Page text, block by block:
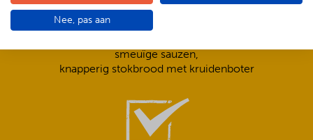
Compleet is ook écht compleet!
smeuïge sauzen,
knapperig stokbrood met kruidenboter
Nee, pas aan